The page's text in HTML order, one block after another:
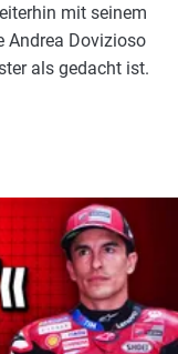
mit seinem
Andrea Dovizioso
als gedacht ist.